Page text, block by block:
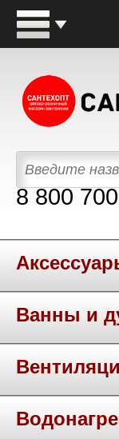
8 800
Ванны и